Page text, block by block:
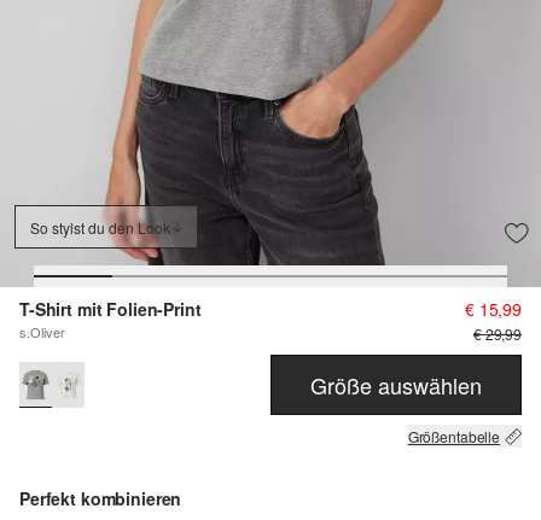
So stylst du den Look
T-Shirt mit Folien-Print
s.Oliver
€ 15,99
€ 29,99
Größe auswählen
Größentabelle
Perfekt kombinieren